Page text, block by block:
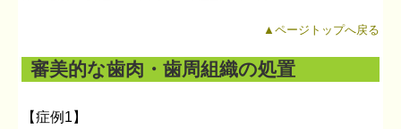
▲ページトップへ戻る
審美的な歯肉・歯周組織の処置
【症例1】